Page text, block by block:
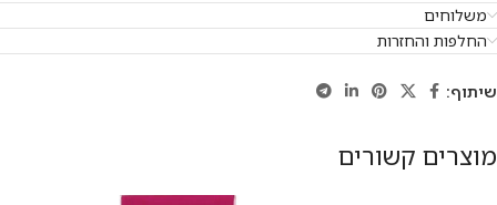
משלוחים
החלפות והחזרות
שיתוף:
מוצרים קשורים